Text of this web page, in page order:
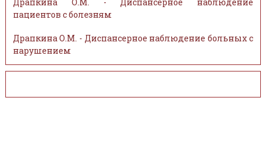
пациентов с болезням
Драпкина О.М. - Диспансерное наблюдение больных с
нарушением